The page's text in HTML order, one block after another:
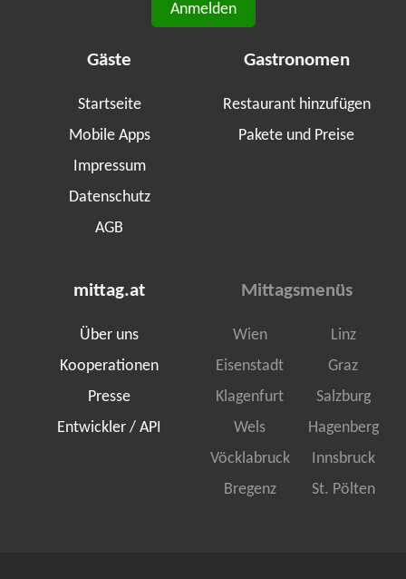
Anmelden
Gäste
Startseite
Mobile Apps
Impressum
Datenschutz
AGB
Gastronomen
Restaurant hinzufügen
Pakete und Preise
mittag.at
Über uns
Kooperationen
Presse
Entwickler / API
Mittagsmenüs
Wien
Linz
Eisenstadt
Graz
Klagenfurt
Salzburg
Wels
Hagenberg
Vöcklabruck
Innsbruck
Bregenz
St. Pölten